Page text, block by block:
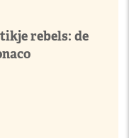
rebels: de